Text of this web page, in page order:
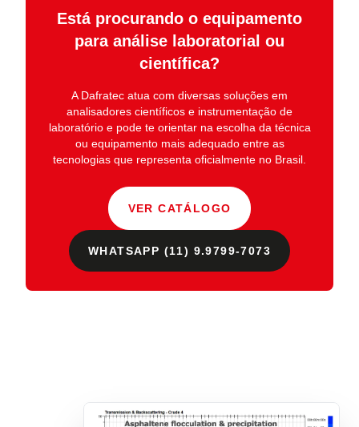
Está procurando o equipamento
para análise laboratorial ou
científica?
A Dafratec atua com diversas soluções em
analisadores científicos e instrumentação de
laboratórioe pode te orientar na escolha da técnica
ou equipamento mais adequado entre as
tecnologias que representa oficialmente no Brasil.
VER CATÁLOGO
WHATSAPP (11) 9.9799-7073